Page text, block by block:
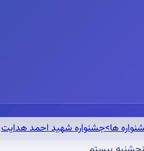
ها>جشنواره شهید احمد هدایت